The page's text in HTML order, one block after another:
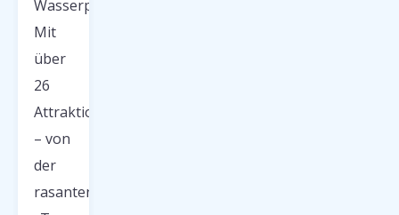
Wasserpark.
Mit
über
26
Attraktionen
– von
der
rasanten